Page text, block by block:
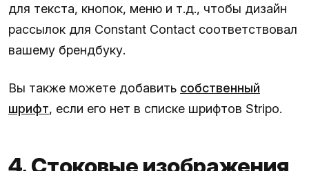
для текста, кнопок, меню и т.д., чтобы дизайн
рассылок для Constant Contact соответствовал
вашему брендбуку.
Вы также можете добавить собственный
шрифт, если его нет в списке шрифтов Stripo.